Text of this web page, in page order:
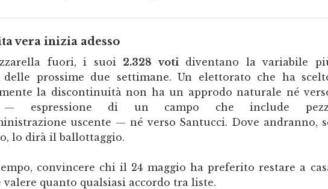
vera inizia adesso
fuori, i suoi 2.328 voti diventano la variabile
delle prossime due settimane. Un elettorato che ha
la discontinuità non ha un approdo naturale né
— espressione di un campo che include
uscente — né verso Santucci. Dove andranno,
lo dirà il ballottaggio.
convincere chi il 24 maggio ha preferito restare a
valere quanto qualsiasi accordo tra liste.